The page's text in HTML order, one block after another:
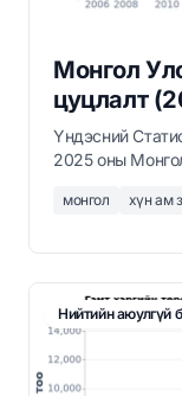
Монгол
цуцлалт
Үндэсний
2025 оны
монгол хүн ам
Нийтийн аюулгүй